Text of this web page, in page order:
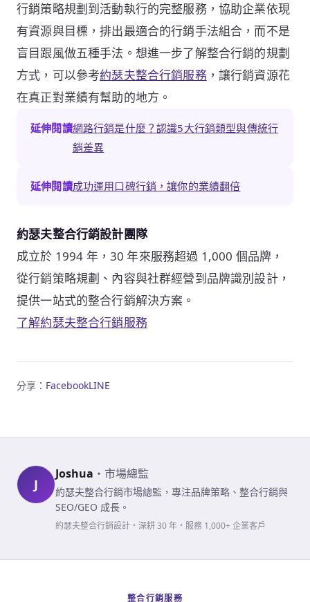
行銷策略規劃到活動執行的完整服務，協助企業依現
有資源與目標，排出最適合的行銷手法組合，而不是
盲目跟風做五種手法。想進一步了解整合行銷的規劃
方式，可以參考約瑟夫整合行銷服務，讓行銷資源花
在真正對業績有幫助的地方。
延伸閱讀網路行銷是什麼？認識5大行銷類型與傳統行
銷差異
延伸閱讀成功運用口碑行銷，讓你的業績翻倍
約瑟夫整合行銷設計團隊
成立於 1994 年，30 年來服務超過 1,000 個品牌，
從行銷策略規劃、內容與社群經營到品牌識別設計，
提供一站式的整合行銷解決方案。
了解約瑟夫整合行銷服務
分享： FacebookLINE
J
Joshua ・ 市場總監
約瑟夫整合行銷市場總監，專注品牌策略、整合行銷與
SEO/GEO 成長。
約瑟夫整合行銷設計・深耕 30 年・服務 1,000+ 企業客戶
整合行銷服務